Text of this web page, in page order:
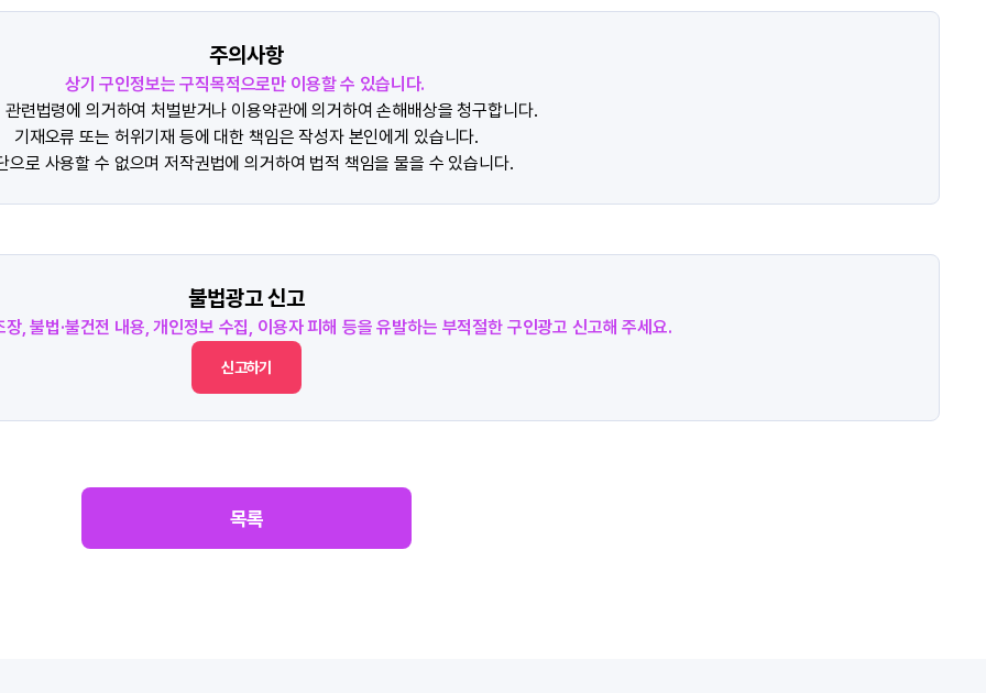
주의사항
상기 구인정보는 구직목적으로만 이용할 수 있습니다.
관련법령에 의거하여 처벌받거나 이용약관에 의거하여 손해배상을 청구합니다.
기재오류 또는 허위기재 등에 대한 책임은 작성자 본인에게 있습니다.
으로 사용할 수 없으며 저작권법에 의거하여 법적 책임을 물을 수 있습니다.
불법광고 신고
장, 불법·불건전 내용, 개인정보 수집, 이용자 피해 등을 유발하는 부적절한 구인광고 신고해 주세요.
신고하기
목록